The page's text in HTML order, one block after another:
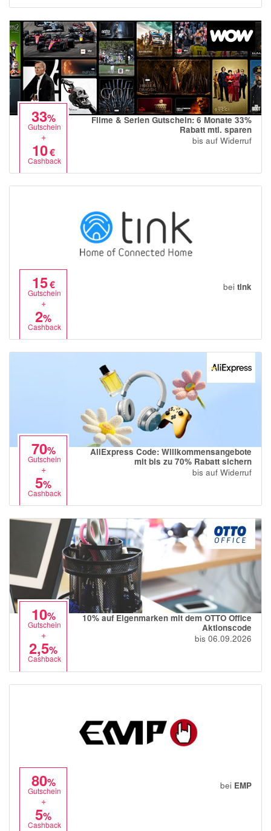
33%
Gutschein
+
10€
Cashback
Filme & Serien Gutschein: 6 Monate 33%
Rabatt mtl. sparen
bis auf Widerruf
15€
Gutschein
+
2%
Cashback
bei tink
70%
Gutschein
+
5%
Cashback
AliExpress Code: Willkommensangebote
mit bis zu 70% Rabatt sichern
bis auf Widerruf
10%
Gutschein
+
2,5%
Cashback
10% auf Eigenmarken mit dem OTTO Office
Aktionscode
bis 06.09.2026
80%
Gutschein
+
5%
Cashback
bei EMP